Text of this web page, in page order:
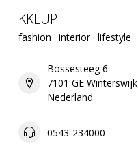
KKLUP
fashion · interior · lifestyle
Bossesteeg 6
7101 GE Winterswijk
Nederland
0543-234000